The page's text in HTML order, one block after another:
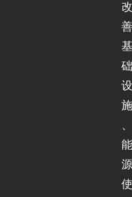
改
善
基
础
设
施
能
源
使